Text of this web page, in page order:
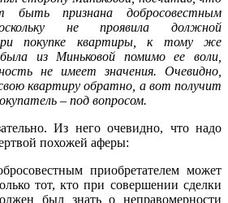
признана добросовестным
не проявила должной
покупке квартиры, к тому же
из Миньковой помимо ее воли,
не имеет значения. Очевидно,
квартиру обратно, а вот получит
– под вопросом.
Из него очевидно, что надо
похожей аферы:
приобретателем может
тот, кто при совершении сделки
был знать о неправомерности